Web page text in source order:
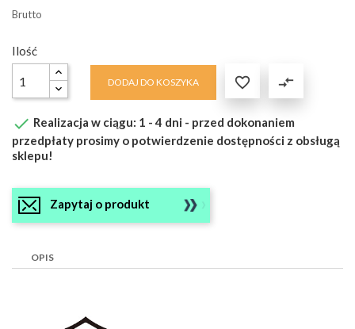
Brutto
Ilość
DODAJ DO KOSZYKA  compare_arrows
 Realizacja w ciągu: 1 - 4 dni - przed dokonaniem
przedpłaty prosimy o potwierdzenie dostępności z obsługą
sklepu!
Zapytaj o produkt
OPIS